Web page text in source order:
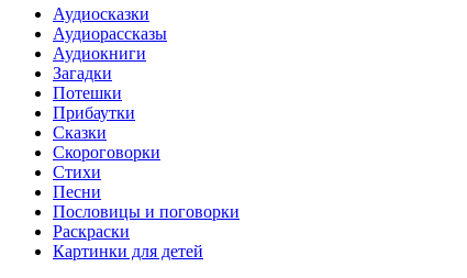
Аудиосказки
Аудиорассказы
Аудиокниги
Загадки
Потешки
Прибаутки
Сказки
Скороговорки
Стихи
Песни
Пословицы и поговорки
Раскраски
Картинки для детей